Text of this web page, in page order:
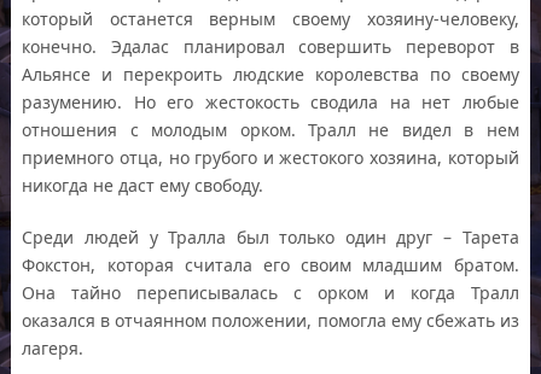
который останется верным своему хозяину-человеку,
конечно. Эдалас планировал совершить переворот в
Альянсе и перекроить людские королевства по своему
разумению. Но его жестокость сводила на нет любые
отношения с молодым орком. Тралл не видел в нем
приемного отца, но грубого и жестокого хозяина, который
никогда не даст ему свободу.
Среди людей у Тралла был только один друг – Тарета
Фокстон, которая считала его своим младшим братом.
Она тайно переписывалась с орком и когда Тралл
оказался в отчаянном положении, помогла ему сбежать из
лагеря.